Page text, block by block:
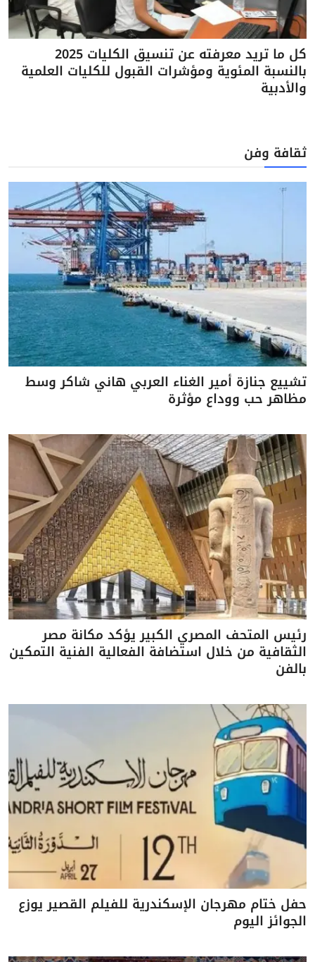
كل ما تريد معرفته عن تنسيق الكليات 2025
بالنسبة المئوية ومؤشرات القبول للكليات العلمية
والأدبية
ثقافة وفن
تشييع جنازة أمير الغناء العربي هاني شاكر وسط
مظاهر حب ووداع مؤثرة
رئيس المتحف المصري الكبير يؤكد مكانة مصر
الثقافية من خلال استضافة الفعالية الفنية التمكين
بالفن
حفل ختام مهرجان الإسكندرية للفيلم القصير يوزع
الجوائز اليوم